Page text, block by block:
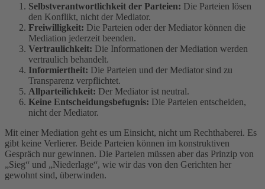
Selbstverantwortlichkeit der Parteien: Die Parteien lösen
den Konflikt, nicht der Mediator.
Freiwilligkeit: Die Parteien oder der Mediator können die
Mediation jederzeit beenden.
Vertraulichkeit: Die Informationen der Mediation werden
vertraulich behandelt.
Informiertheit: Die Parteien und der Mediator sind zu
Transparenz verpflichtet.
Allparteilichkeit: Der Mediator ist neutral.
Keine Entscheidungsbefugnis: Die Parteien entscheiden,
nicht der Mediator.
Mit einer Mediation geht es um Einsicht, nicht um Rechthaberei. Es
gibt keine Verlierer. Beide Parteien können im konstruktiven
Gespräch nur gewinnen. Die Parteien müssen aber das Prinzip von
„Sieg“ und „Niederlage“, wie wir das von den Gerichten her
gewohnt sind, überwinden.